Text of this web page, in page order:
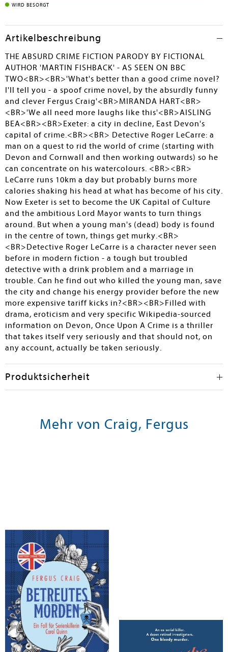
WIRD BESORGT
Artikelbeschreibung
THE ABSURD CRIME FICTION PARODY BY FICTIONAL
AUTHOR 'MARTIN FISHBACK' - AS SEEN ON BBC
TWO<BR><BR>'What's better than a good crime novel?
I'll tell you - a spoof crime novel, by the absurdly funny
and clever Fergus Craig'<BR>MIRANDA HART<BR>
<BR>'We all need more laughs like this'<BR>AISLING
BEA<BR><BR>Exeter: a city in decline, East Devon's
capital of crime.<BR><BR> Detective Roger LeCarre: a
man on a quest to rid the world of crime (starting with
Devon and Cornwall and then working outwards) so he
can concentrate on his watercolours. <BR><BR>
LeCarre runs 10km a day but probably burns more
calories shaking his head at what has become of his city.
Now Exeter is set to become the UK Capital of Culture
and the ambitious Lord Mayor wants to turn things
around. But when a young man's (dead) body is found
in the centre of town, things get murky.<BR>
<BR>Detective Roger LeCarre is a character never seen
before in modern fiction - a tough but troubled
detective with a drink problem and a marriage in
trouble. Can he find out who killed the young man, save
the city and change his energy provider before the new
more expensive tariff kicks in?<BR><BR>Filled with
drama, eroticism and very specific Wikipedia-sourced
information on Devon, Once Upon A Crime is a thriller
that takes itself very seriously and that should not, on
any account, actually be taken seriously.
Produktsicherheit
Mehr von Craig, Fergus